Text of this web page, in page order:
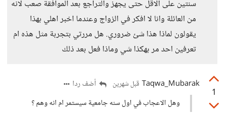
سنتين على الاقل حتى يجهز والتراجع بعد الموافقة صعب لانه
من العائلة وانا لا افكر في الزواج وعندما اخبر اهلي بهذا
يقولون لماذا هذا شئ ضروري. هل مررتي بتجربة مثل هذه ام
تعرفين احد مر بهكذا شي وماذا فعل بعد ذلك
1
Taqwa_Mubarak قبل شهرين
أضف ردا
وهل الاعجاب في اول سنه جامعية سيستمر ام انه وهم ؟